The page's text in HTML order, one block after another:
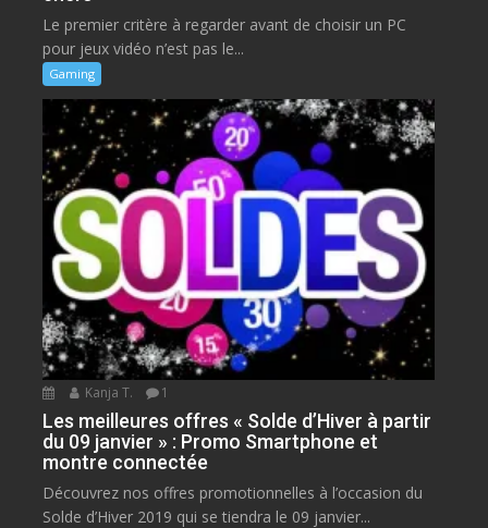
Le premier critère à regarder avant de choisir un PC
pour jeux vidéo n’est pas le...
Gaming
Kanja T. 1
Les meilleures offres « Solde d’Hiver à partir
du 09 janvier » : Promo Smartphone et
montre connectée
Découvrez nos offres promotionnelles à l’occasion du
Solde d’Hiver 2019 qui se tiendra le 09 janvier...